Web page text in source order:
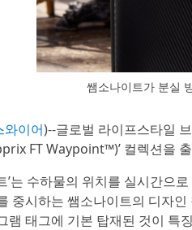
쌤소나이트가 분실
와이어)--글로벌 라이프스타일
FT Waypoint™)’ 컬렉션을
’는 수하물의 위치를 실시간으
중시하는 쌤소나이트의 디자
램 태그에 기본 탑재된 것이 특